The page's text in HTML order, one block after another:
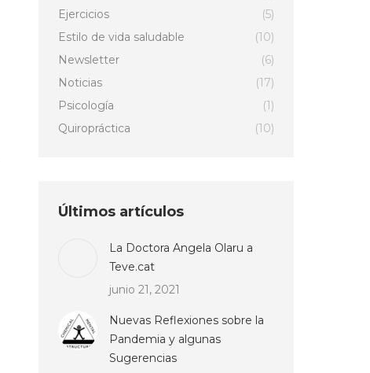
Ejercicios
(5)
Estilo de vida saludable
(10)
Newsletter
(6)
Noticias
(17)
Psicología
(1)
Quiropráctica
(10)
Últimos artículos
La Doctora Angela Olaru a
Teve.cat
junio 21, 2021
Nuevas Reflexiones sobre la
Pandemia y algunas
Sugerencias